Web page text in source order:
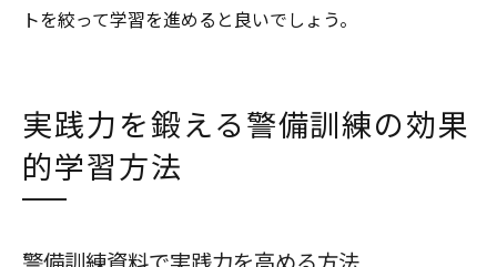
トを絞って学習を進めると良いでしょう。
実践力を鍛える警備訓練の効果
的学習方法